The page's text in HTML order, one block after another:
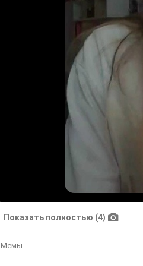
Показать полностью (4)
Мемы